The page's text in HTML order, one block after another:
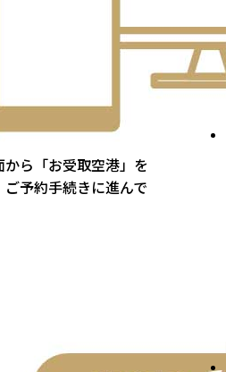
から「お受取空港」を
予約手続きに進んで